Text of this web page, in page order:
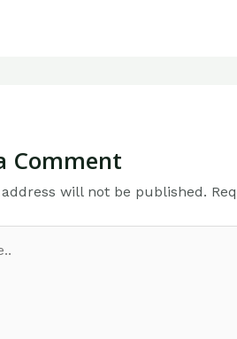
Comment
will not be published.